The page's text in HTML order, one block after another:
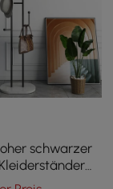
schwarzer
7 Haken und